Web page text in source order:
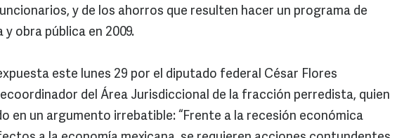
y de los ahorros que resulten hacer un programa de
obra pública en 2009.
este lunes 29 por el diputado federal César Flores
del Área Jurisdiccional de la fracción perredista, quien
en un argumento irrebatible: “Frente a la recesión económica